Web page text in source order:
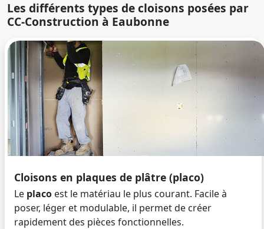
Les différents types de cloisons posées par
CC-Construction à Eaubonne
Cloisons en plaques de plâtre (placo)
Le placo est le matériau le plus courant. Facile à
poser, léger et modulable, il permet de créer
rapidement des pièces fonctionnelles.